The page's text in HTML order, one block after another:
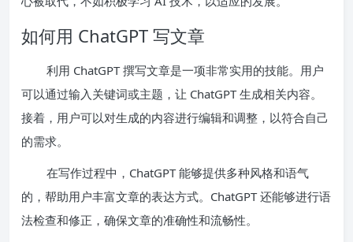
如何用 ChatGPT 写文章
利用 ChatGPT 撰写文章是一项非常实用的技能。用户
可以通过输入关键词或主题，让 ChatGPT 生成相关内容。
接着，用户可以对生成的内容进行编辑和调整，以符合自己
的需求。
在写作过程中，ChatGPT 能够提供多种风格和语气
的，帮助用户丰富文章的表达方式。ChatGPT 还能够进行语
法检查和修正，确保文章的准确性和流畅性。